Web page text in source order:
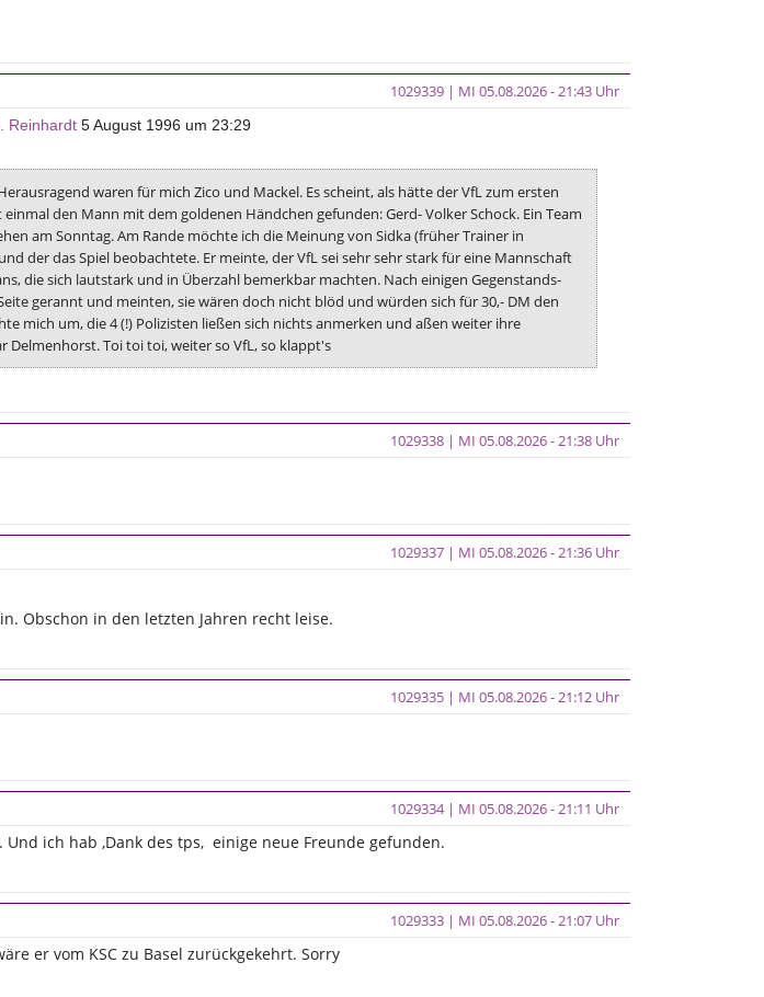
1029339 | MI 05.08.2026 - 21:43 Uhr
Reinhardt 5 August 1996 um 23:29
waren für mich Zico und Mackel. Es scheint, als hätte der VfL zum ersten
den Mann mit dem goldenen Händchen gefunden: Gerd- Volker Schock. Ein Team
am Sonntag. Am Rande möchte ich die Meinung von Sidka (früher Trainer in
der das Spiel beobachtete. Er meinte, der VfL sei sehr sehr stark für eine Mannschaft
die sich lautstark und in Überzahl bemerkbar machten. Nach einigen Gegenstands-
gerannt und meinten, sie wären doch nicht blöd und würden sich für 30,- DM den
mich um, die 4 (!) Polizisten ließen sich nichts anmerken und aßen weiter ihre
Delmenhorst. Toi toi toi, weiter so VfL, so klappt's
1029338 | MI 05.08.2026 - 21:38 Uhr
1029337 | MI 05.08.2026 - 21:36 Uhr
Obschon in den letzten Jahren recht leise.
1029335 | MI 05.08.2026 - 21:12 Uhr
1029334 | MI 05.08.2026 - 21:11 Uhr
ich hab ,Dank des tps, einige neue Freunde gefunden.
1029333 | MI 05.08.2026 - 21:07 Uhr
er vom KSC zu Basel zurückgekehrt. Sorry